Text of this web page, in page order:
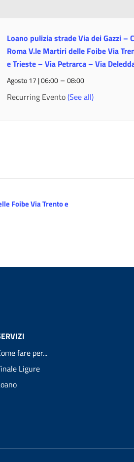
Loano pulizia strade Via dei Gazzi –
Roma V.le Martiri delle Foibe Via
e Trieste – Via Petrarca – Via
Agosto 17 | 06:00– 08:00
Recurring Evento(See all)
Foibe Via Trento e
fare per...
Ligure